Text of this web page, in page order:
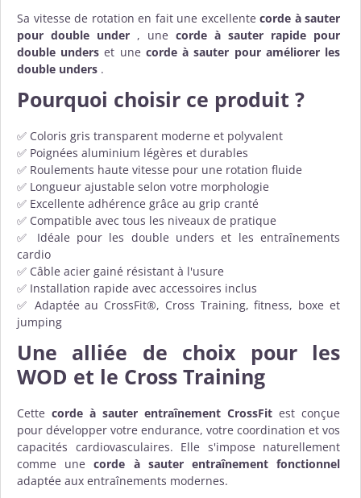
Sa vitesse de rotation en fait une excellente corde à sauter
pour double under , une corde à sauter rapide pour
double unders et une corde à sauter pour améliorer les
double unders .
Pourquoi choisir ce produit ?
✅ Coloris gris transparent moderne et polyvalent
✅ Poignées aluminium légères et durables
✅ Roulements haute vitesse pour une rotation fluide
✅ Longueur ajustable selon votre morphologie
✅ Excellente adhérence grâce au grip cranté
✅ Compatible avec tous les niveaux de pratique
✅ Idéale pour les double unders et les entraînements
cardio
✅ Câble acier gainé résistant à l'usure
✅ Installation rapide avec accessoires inclus
✅ Adaptée au CrossFit®, Cross Training, fitness, boxe et
jumping
Une alliée de choix pour les
WOD et le Cross Training
Cette corde à sauter entraînement CrossFit est conçue
pour développer votre endurance, votre coordination et vos
capacités cardiovasculaires. Elle s'impose naturellement
comme unecorde à sauter entraînement fonctionnel
adaptée aux entraînements modernes.